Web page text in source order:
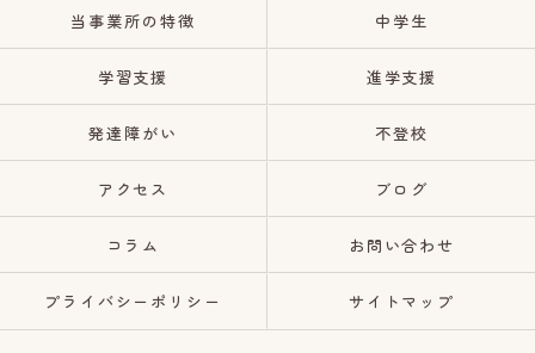
当事業所の特徴 中学生
学習支援 進学支援
発達障がい 不登校
アクセス ブログ
コラム お問い合わせ
プライバシーポリシー サイトマップ